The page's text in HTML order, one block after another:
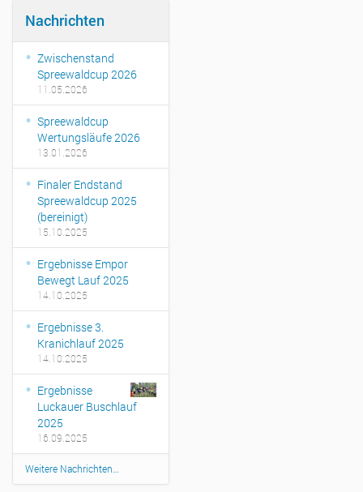
Nachrichten
Zwischenstand
Spreewaldcup 2026
11.05.2026
Spreewaldcup
Wertungsläufe 2026
13.01.2026
Finaler Endstand
Spreewaldcup 2025
(bereinigt)
15.10.2025
Ergebnisse Empor
Bewegt Lauf 2025
14.10.2025
Ergebnisse 3.
Kranichlauf 2025
14.10.2025
Ergebnisse
Luckauer Buschlauf
2025
16.09.2025
Weitere Nachrichten…